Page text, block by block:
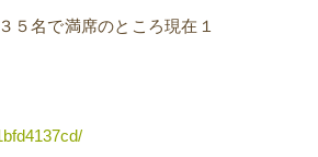
５名で満席のところ現在１